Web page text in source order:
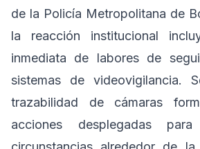
de la Policía Metropolitana de
la reacción institucional
inmediata de labores de
sistemas de videovigilancia.
trazabilidad de cámaras
acciones desplegadas